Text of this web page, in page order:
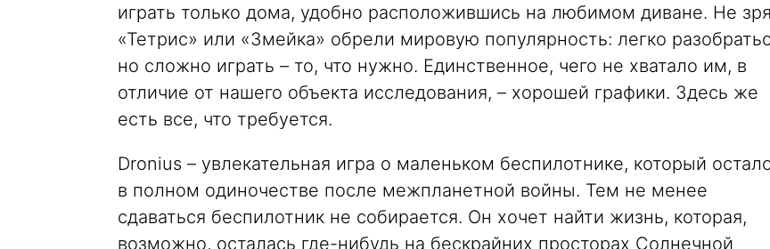
играть только дома, удобно расположившись на любимом диване. Не зря
«Тетрис» или «Змейка» обрели мировую популярность: легко
но сложно играть – то, что нужно. Единственное, чего не хватало им, в
отличие от нашего объекта исследования, – хорошей графики. Здесь же
есть все, что требуется.
Dronius – увлекательная игра о маленьком беспилотнике, который
в полном одиночестве после межпланетной войны. Тем не менее
сдаваться беспилотник не собирается. Он хочет найти жизнь, которая,
возможно, осталась где-нибудь на бескрайних просторах Солнечной